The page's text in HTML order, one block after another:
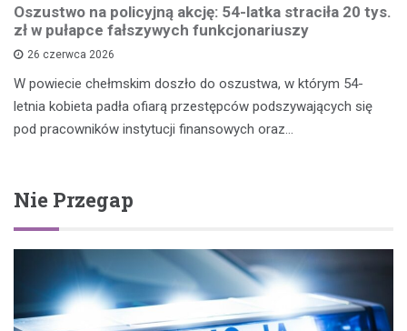
Oszustwo na policyjną akcję: 54-latka straciła 20 tys.
zł w pułapce fałszywych funkcjonariuszy
26 czerwca 2026
W powiecie chełmskim doszło do oszustwa, w którym 54-
letnia kobieta padła ofiarą przestępców podszywających się
pod pracowników instytucji finansowych oraz…
Nie Przegap